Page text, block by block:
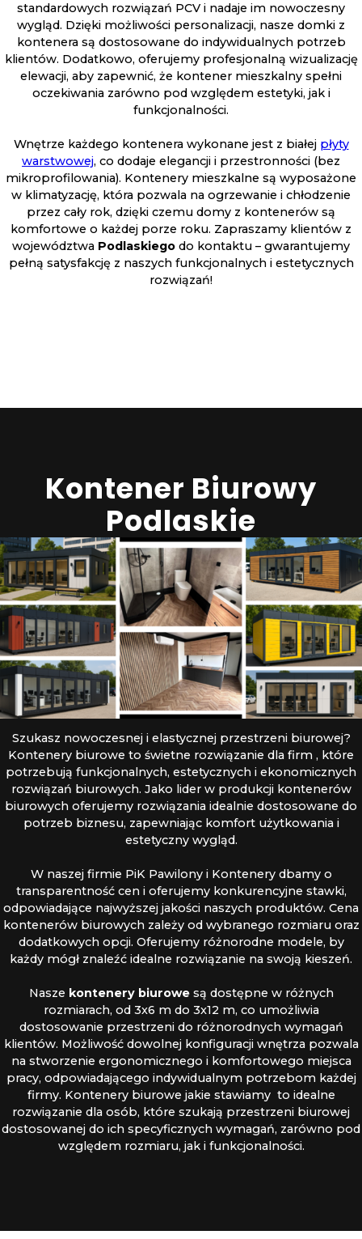
standardowych rozwiązań PCV i nadaje im nowoczesny
wygląd. Dzięki możliwości personalizacji, nasze domki z
kontenera są dostosowane do indywidualnych potrzeb
klientów. Dodatkowo, oferujemy profesjonalną wizualizację
elewacji, aby zapewnić, że kontener mieszkalny spełni
oczekiwania zarówno pod względem estetyki, jak i
funkcjonalności.
Wnętrze każdego kontenera wykonane jest z białej płyty
warstwowej, co dodaje elegancji i przestronności (bez
mikroprofilowania). Kontenery mieszkalne są wyposażone
w klimatyzację, która pozwala na ogrzewanie i chłodzenie
przez cały rok, dzięki czemu domy z kontenerów są
komfortowe o każdej porze roku. Zapraszamy klientów z
województwa Podlaskiego do kontaktu – gwarantujemy
pełną satysfakcję z naszych funkcjonalnych i estetycznych
rozwiązań!
Kontener Biurowy
Podlaskie
Szukasz nowoczesnej i elastycznej przestrzeni biurowej?
Kontenery biurowe to świetne rozwiązanie dla firm , które
potrzebują funkcjonalnych, estetycznych i ekonomicznych
rozwiązań biurowych. Jako lider w produkcji kontenerów
biurowych oferujemy rozwiązania idealnie dostosowane do
potrzeb biznesu, zapewniając komfort użytkowania i
estetyczny wygląd.
W naszej firmie PiK Pawilony i Kontenery dbamy o
transparentność cen i oferujemy konkurencyjne stawki,
odpowiadające najwyższej jakości naszych produktów. Cena
kontenerów biurowych zależy od wybranego rozmiaru oraz
dodatkowych opcji. Oferujemy różnorodne modele, by
każdy mógł znaleźć idealne rozwiązanie na swoją kieszeń.
Nasze kontenery biurowesą dostępne w różnych
rozmiarach, od 3x6 m do 3x12 m, co umożliwia
dostosowanie przestrzeni do różnorodnych wymagań
klientów. Możliwość dowolnej konfiguracji wnętrza pozwala
na stworzenie ergonomicznego i komfortowego miejsca
pracy, odpowiadającego indywidualnym potrzebom każdej
firmy. Kontenery biurowe jakie stawiamy to idealne
rozwiązanie dla osób, które szukają przestrzeni biurowej
dostosowanej do ich specyficznych wymagań, zarówno pod
względem rozmiaru, jak i funkcjonalności.